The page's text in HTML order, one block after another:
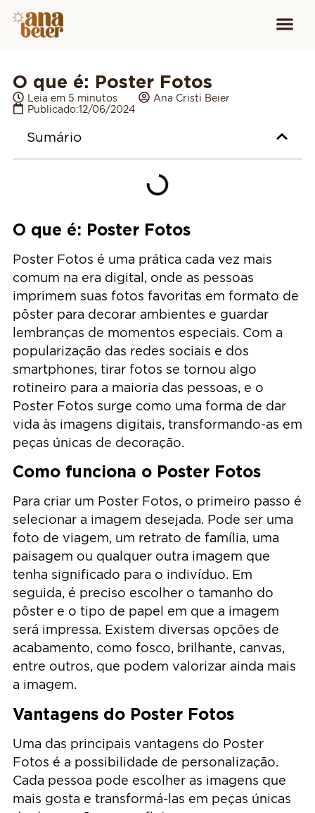
O que é: Poster Fotos
Leia em 5 minutos
Ana Cristi Beier
Publicado:12/06/2024
Sumário
O que é: Poster Fotos
Poster Fotos é uma prática cada vez mais
comum na era digital, onde as pessoas
imprimem suas fotos favoritas em formato de
pôster para decorar ambientes e guardar
lembranças de momentos especiais. Com a
popularização das redes sociais e dos
smartphones, tirar fotos se tornou algo
rotineiro para a maioria das pessoas, e o
Poster Fotos surge como uma forma de dar
vida às imagens digitais, transformando-as em
peças únicas de decoração.
Como funciona o Poster Fotos
Para criar um Poster Fotos, o primeiro passo é
selecionar a imagem desejada. Pode ser uma
foto de viagem, um retrato de família, uma
paisagem ou qualquer outra imagem que
tenha significado para o indivíduo. Em
seguida, é preciso escolher o tamanho do
pôster e o tipo de papel em que a imagem
será impressa. Existem diversas opções de
acabamento, como fosco, brilhante, canvas,
entre outros, que podem valorizar ainda mais
a imagem.
Vantagens do Poster Fotos
Uma das principais vantagens do Poster
Fotos é a possibilidade de personalização.
Cada pessoa pode escolher as imagens que
mais gosta e transformá-las em peças únicas